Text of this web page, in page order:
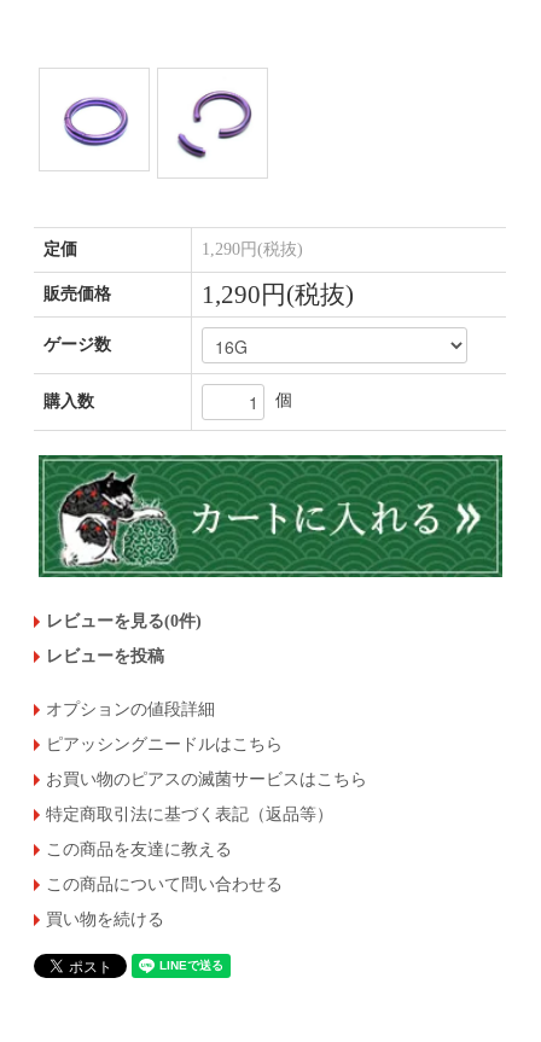
定価 1,290円(税抜)
販売価格 1,290円(税抜)
ゲージ数
購入数 個
レビューを見る(0件)
レビューを投稿
オプションの値段詳細
ピアッシングニードルはこちら
お買い物のピアスの滅菌サービスはこちら
特定商取引法に基づく表記（返品等）
この商品を友達に教える
この商品について問い合わせる
買い物を続ける